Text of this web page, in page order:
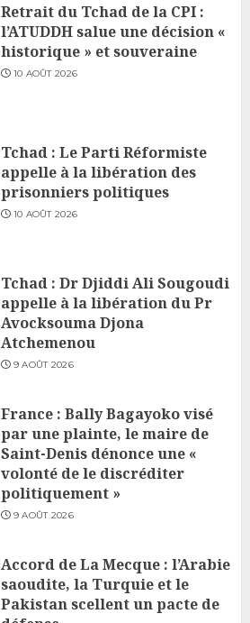
Retrait du Tchad de la CPI :
l’ATUDDH salue une décision «
historique » et souveraine
10 AOÛT 2026
Tchad : Le Parti Réformiste
appelle à la libération des
prisonniers politiques
10 AOÛT 2026
Tchad : Dr Djiddi Ali Sougoudi
appelle à la libération du Pr
Avocksouma Djona
Atchemenou
9 AOÛT 2026
France : Bally Bagayoko visé
par une plainte, le maire de
Saint-Denis dénonce une «
volonté de le discréditer
politiquement »
9 AOÛT 2026
Accord de La Mecque : l’Arabie
saoudite, la Turquie et le
Pakistan scellent un pacte de